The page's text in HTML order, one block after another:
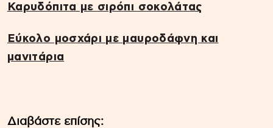
Καρυδόπιτα με σιρόπι σοκολάτας
Εύκολο μοσχάρι με μαυροδάφνη και
μανιτάρια
Διαβάστε επίσης: